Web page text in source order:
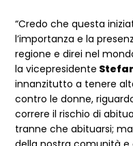
“Credo che questa
l’importanza e la
regione e direi nel
la vicepresidente
innanzitutto a tenere
contro le donne,
correre il rischio di
tranne che abituarsi;